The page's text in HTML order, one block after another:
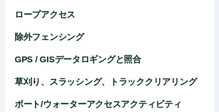
ロープアクセス
除外フェンシング
GPS / GISデータロギングと照合
草刈り、スラッシング、トラッククリアリング
ボート/ウォーターアクセスアクティビティ